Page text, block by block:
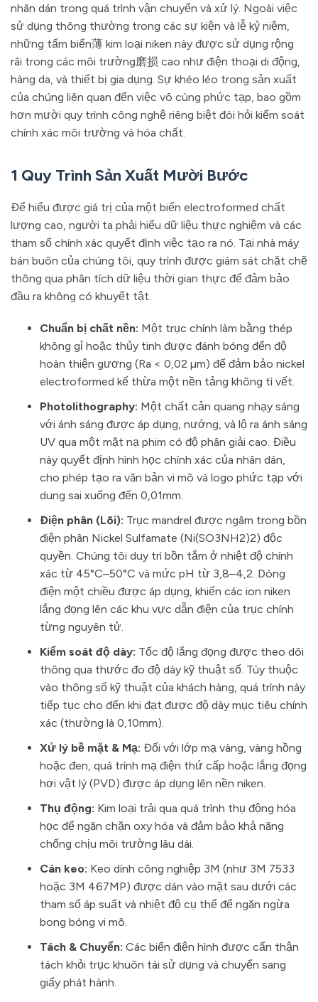
nhãn dán trong quá trình vận chuyển và xử lý. Ngoài việc
sử dụng thông thường trong các sự kiện và lễ kỷ niệm,
những tấm biển薄 kim loại niken này được sử dụng rộng
rãi trong các môi trường磨损 cao như điện thoại di động,
hàng da, và thiết bị gia dụng. Sự khéo léo trong sản xuất
của chúng liên quan đến việc vô cùng phức tạp, bao gồm
hơn mười quy trình công nghệ riêng biệt đòi hỏi kiểm soát
chính xác môi trường và hóa chất.
1 Quy Trình Sản Xuất Mười Bước
Để hiểu được giá trị của một biển electroformed chất
lượng cao, người ta phải hiểu dữ liệu thực nghiệm và các
tham số chính xác quyết định việc tạo ra nó. Tại nhà máy
bán buôn của chúng tôi, quy trình được giám sát chặt chẽ
thông qua phân tích dữ liệu thời gian thực để đảm bảo
đầu ra không có khuyết tật.
Chuẩn bị chất nền: Một trục chính làm bằng thép
không gỉ hoặc thủy tinh được đánh bóng đến độ
hoàn thiện gương (Ra < 0,02 µm) để đảm bảo nickel
electroformed kế thừa một nền tảng không tì vết.
Photolithography: Một chất cản quang nhạy sáng
với ánh sáng được áp dụng, nướng, và lộ ra ánh sáng
UV qua một mặt nạ phim có độ phân giải cao. Điều
này quyết định hình học chính xác của nhãn dán,
cho phép tạo ra văn bản vi mô và logo phức tạp với
dung sai xuống đến 0,01mm.
Điện phân (Lõi): Trục mandrel được ngâm trong bồn
điện phân Nickel Sulfamate (Ni(SO3NH2)2) độc
quyền. Chúng tôi duy trì bồn tắm ở nhiệt độ chính
xác từ 45°C–50°C và mức pH từ 3,8–4,2. Dòng
điện một chiều được áp dụng, khiến các ion niken
lắng đọng lên các khu vực dẫn điện của trục chính
từng nguyên tử.
Kiểm soát độ dày: Tốc độ lắng đọng được theo dõi
thông qua thước đo độ dày kỹ thuật số. Tùy thuộc
vào thông số kỹ thuật của khách hàng, quá trình này
tiếp tục cho đến khi đạt được độ dày mục tiêu chính
xác (thường là 0,10mm).
Xử lý bề mặt & Mạ: Đối với lớp mạ vàng, vàng hồng
hoặc đen, quá trình mạ điện thứ cấp hoặc lắng đọng
hơi vật lý (PVD) được áp dụng lên nền niken.
Thụ động: Kim loại trải qua quá trình thụ động hóa
học để ngăn chặn oxy hóa và đảm bảo khả năng
chống chịu môi trường lâu dài.
Cán keo: Keo dính công nghiệp 3M (như 3M 7533
hoặc 3M 467MP) được dán vào mặt sau dưới các
tham số áp suất và nhiệt độ cụ thể để ngăn ngừa
bong bóng vi mô.
Tách & Chuyển: Các biển điện hình được cẩn thận
tách khỏi trục khuôn tái sử dụng và chuyển sang
giấy phát hành.